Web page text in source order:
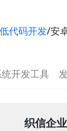
低代码开发/安
开发工具
织信企